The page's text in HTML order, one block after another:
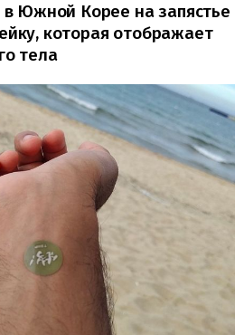
Южной Корее на запястье
которая отображает
тела